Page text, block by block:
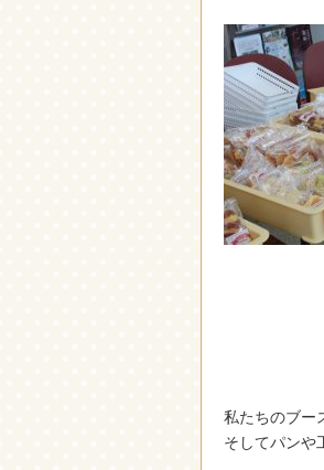
私たちのブー
そしてパンや